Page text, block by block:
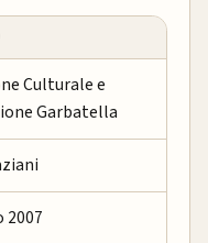
Culturale e
Garbatella
2007